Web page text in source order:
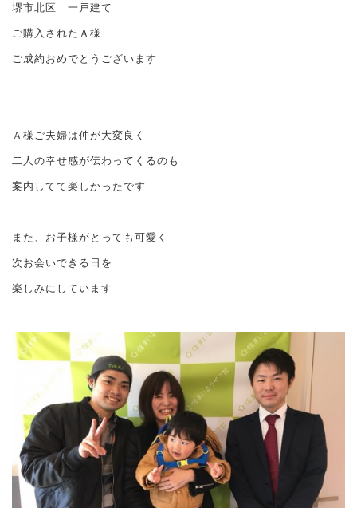
堺市北区 一戸建て
ご購入されたＡ様
ご成約おめでとうございます
Ａ様ご夫婦は仲が大変良く
二人の幸せ感が伝わってくるのも
案内してて楽しかったです
また、お子様がとっても可愛く
次お会いできる日を
楽しみにしています